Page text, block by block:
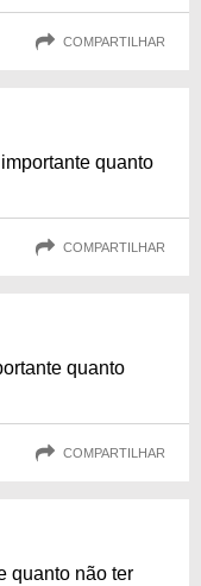
COMPARTILHAR
quanto
COMPARTILHAR
quanto
COMPARTILHAR
quanto não ter